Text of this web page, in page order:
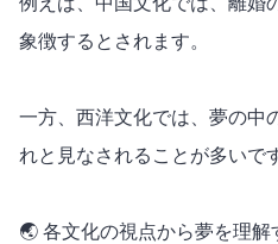
象徴するとされます。
一方、西洋文化では、夢の中
れと見なされることが多いで
🌏 各文化の視点から夢を理解